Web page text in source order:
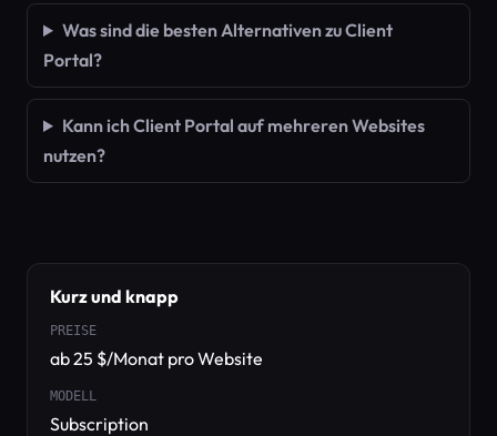
Was sind die besten Alternativen zu Client
Portal?
Kann ich Client Portal auf mehreren Websites
nutzen?
Kurz und knapp
PREISE
ab 25 $/Monat pro Website
MODELL
Subscription